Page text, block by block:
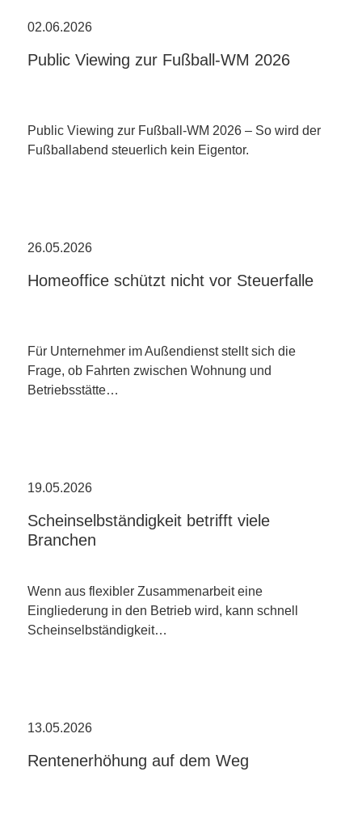
02.06.2026
Public Viewing zur Fußball-WM 2026
Public Viewing zur Fußball-WM 2026 – So wird der
Fußballabend steuerlich kein Eigentor.
26.05.2026
Homeoffice schützt nicht vor Steuerfalle
Für Unternehmer im Außendienst stellt sich die
Frage, ob Fahrten zwischen Wohnung und
Betriebsstätte…
19.05.2026
Scheinselbständigkeit betrifft viele
Branchen
Wenn aus flexibler Zusammenarbeit eine
Eingliederung in den Betrieb wird, kann schnell
Scheinselbständigkeit…
13.05.2026
Rentenerhöhung auf dem Weg